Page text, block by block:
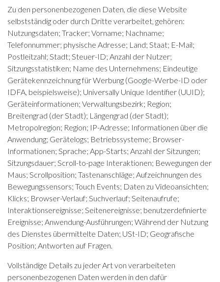
Zu den personenbezogenen Daten, die diese Website
selbstständig oder durch Dritte verarbeitet, gehören:
Nutzungsdaten; Tracker; Vorname; Nachname;
Telefonnummer; physische Adresse; Land; Staat; E-Mail;
Postleitzahl; Stadt; Steuer-ID; Anzahl der Nutzer;
Sitzungsstatistiken; Name des Unternehmens; Eindeutige
Gerätekennzeichnung für Werbung (Google-Werbe-ID oder
IDFA, beispielsweise); Universally Unique Identifier (UUID);
Geräteinformationen; Verwaltungsbezirk; Region;
Breitengrad (der Stadt); Längengrad (der Stadt);
Metropolregion; Region; IP-Adresse; Informationen über die
Anwendung; Gerätelogs; Betriebssysteme; Browser-
Informationen; Sprache; App-Starts; Anzahl der Sitzungen;
Sitzungsdauer; Scroll-to-page Interaktionen; Bewegungen der
Maus; Scrollposition; Tastenanschläge; Aufzeichnungen des
Bewegungssensors; Touch Events; Daten zu Videoansichten;
Klicks; Browser-Verlauf; Suchverlauf; Seitenaufrufe;
Interaktionsereignisse; Seitenereignisse; benutzerdefinierte
Ereignisse; Anwendung-Ausführungen; Während der Nutzung
des Dienstes übermittelte Daten; USt-ID; Geografische
Position; Antworten auf Fragen.
Vollständige Details zu jeder Art von verarbeiteten
personenbezogenen Daten werden in den dafür